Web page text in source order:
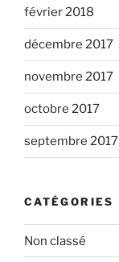
février 2018
décembre 2017
novembre 2017
octobre 2017
septembre 2017
CATÉGORIES
Non classé